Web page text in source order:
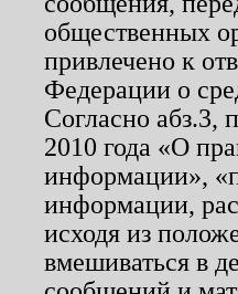
общественных
привлечено к
Федерации о
Согласно
2010 года «О
информации»,
информации,
исходя из
вмешиваться в